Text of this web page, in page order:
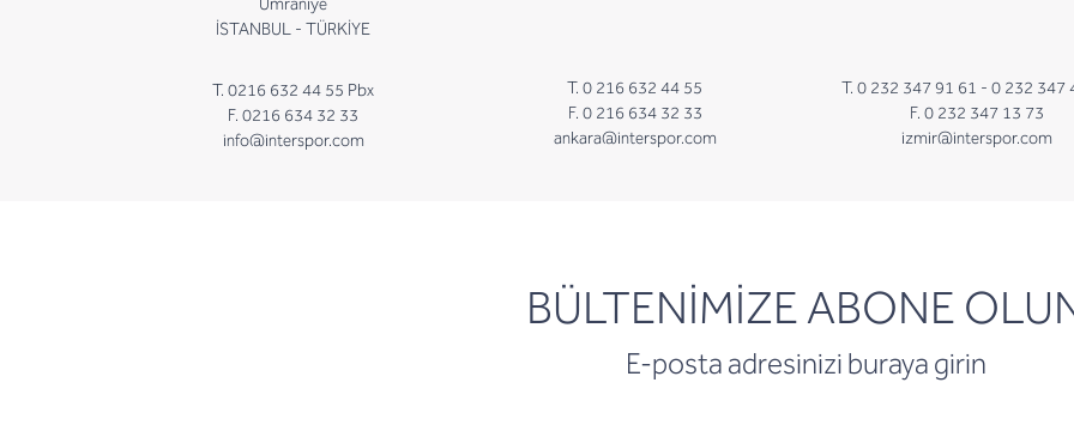
İSTANBUL - TÜRKİYE
T. 0216 632 44 55 Pbx
F. 0216 634 32 33
info@interspor.com
T. 0 216 632 44 55
F. 0 216 634 32 33
ankara@interspor.com
T. 0 232 347 91 61 - 0 232 347
F. 0 232 347 13 73
izmir@interspor.com
BÜLTENİMİZE ABONE
E-posta adresinizi buraya girin
newsletter